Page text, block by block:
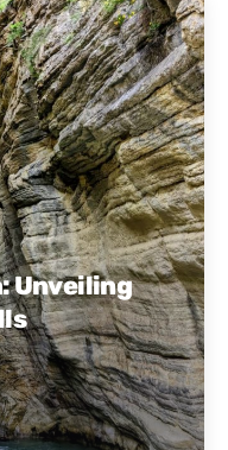
Unveiling